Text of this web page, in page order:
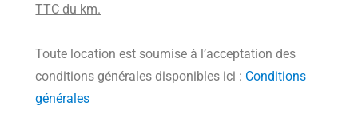
TTC du km.
Toute location est soumise à l’acceptation des
conditions générales disponibles ici : Conditions
générales